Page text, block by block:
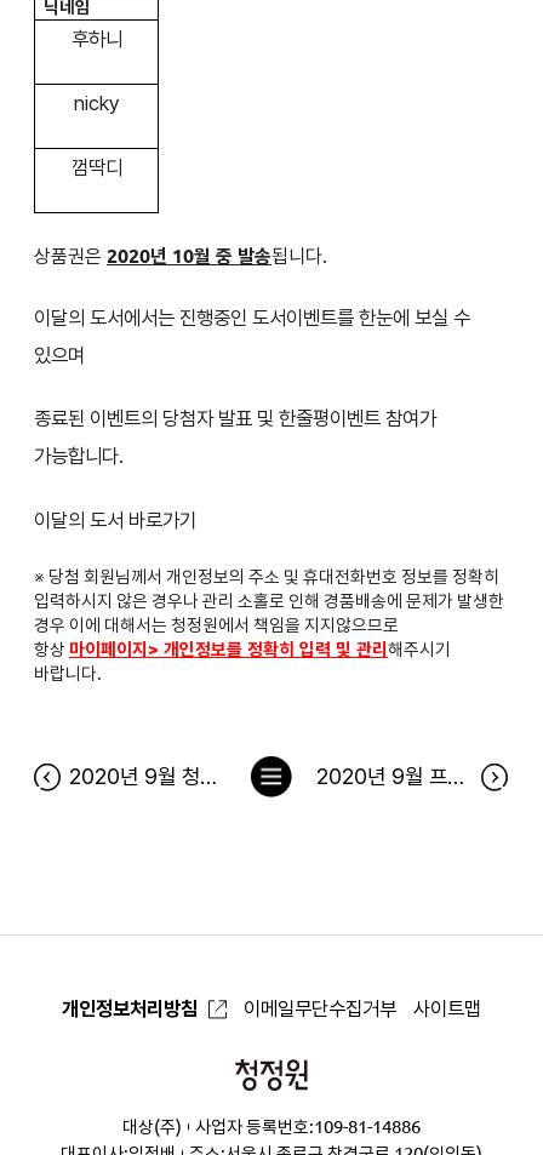
닉네임
후하니
nicky
껌딱디
상품권은 2020년 10월 중 발송됩니다.
이달의 도서에서는 진행중인 도서이벤트를 한눈에 보실 수
있으며
종료된 이벤트의 당첨자 발표 및 한줄평이벤트 참여가
가능합니다.
이달의 도서 바로가기
※ 당첨 회원님께서 개인정보의 주소 및 휴대전화번호 정보를 정확히
입력하시지 않은 경우나 관리 소홀로 인해 경품배송에 문제가 발생한
경우 이에 대해서는 청정원에서 책임을 지지않으므로
항상 마이페이지> 개인정보를 정확히 입력 및 관리 해주시기
바랍니다.
2020년 9월 청정원 출석 이벤트 당첨자 2020년 9월 프렌즈 전용딜 당첨자
목
록
개인정보처리방침 이메일무단수집거부 사이트맵
청
원
대상(주)
사업자 등록번호:109-81-14886